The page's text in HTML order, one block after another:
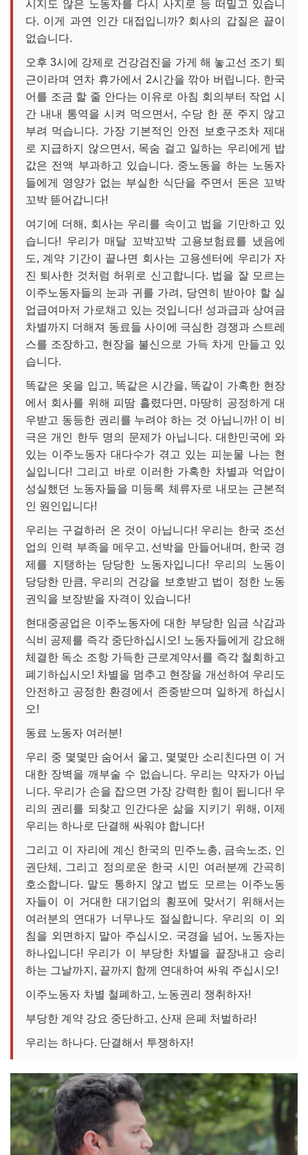
시지도 않은 노동자를 다시 사지로 등 떠밀고 있습니
다. 이게 과연 인간 대접입니까? 회사의 갑질은 끝이
없습니다.
오후 3시에 강제로 건강검진을 가게 해 놓고선 조기 퇴
근이라며 연차 휴가에서 2시간을 깎아 버립니다. 한국
어를 조금 할 줄 안다는 이유로 아침 회의부터 작업 시
간 내내 통역을 시켜 먹으면서, 수당 한 푼 주지 않고
부려 먹습니다. 가장 기본적인 안전 보호구조차 제대
로 지급하지 않으면서, 목숨 걸고 일하는 우리에게 밥
값은 전액 부과하고 있습니다. 중노동을 하는 노동자
들에게 영양가 없는 부실한 식단을 주면서 돈은 꼬박
꼬박 뜯어갑니다!
여기에 더해, 회사는 우리를 속이고 법을 기만하고 있
습니다! 우리가 매달 꼬박꼬박 고용보험료를 냈음에
도, 계약 기간이 끝나면 회사는 고용센터에 우리가 자
진 퇴사한 것처럼 허위로 신고합니다. 법을 잘 모르는
이주노동자들의 눈과 귀를 가려, 당연히 받아야 할 실
업급여마저 가로채고 있는 것입니다! 성과급과 상여금
차별까지 더해져 동료들 사이에 극심한 경쟁과 스트레
스를 조장하고, 현장을 불신으로 가득 차게 만들고 있
습니다.
똑같은 옷을 입고, 똑같은 시간을, 똑같이 가혹한 현장
에서 회사를 위해 피땀 흘렸다면, 마땅히 공정하게 대
우받고 동등한 권리를 누려야 하는 것 아닙니까! 이 비
극은 개인 한두 명의 문제가 아닙니다. 대한민국에 와
있는 이주노동자 대다수가 겪고 있는 피눈물 나는 현
실입니다! 그리고 바로 이러한 가혹한 차별과 억압이
성실했던 노동자들을 미등록 체류자로 내모는 근본적
인 원인입니다!
우리는 구걸하러 온 것이 아닙니다! 우리는 한국 조선
업의 인력 부족을 메우고, 선박을 만들어내며, 한국 경
제를 지탱하는 당당한 노동자입니다! 우리의 노동이
당당한 만큼, 우리의 건강을 보호받고 법이 정한 노동
권익을 보장받을 자격이 있습니다!
현대중공업은 이주노동자에 대한 부당한 임금 삭감과
식비 공제를 즉각 중단하십시오! 노동자들에게 강요해
체결한 독소 조항 가득한 근로계약서를 즉각 철회하고
폐기하십시오! 차별을 멈추고 현장을 개선하여 우리도
안전하고 공정한 환경에서 존중받으며 일하게 하십시
오!
동료 노동자 여러분!
우리 중 몇몇만 숨어서 울고, 몇몇만 소리친다면 이 거
대한 장벽을 깨부술 수 없습니다. 우리는 약자가 아닙
니다. 우리가 손을 잡으면 가장 강력한 힘이 됩니다! 우
리의 권리를 되찾고 인간다운 삶을 지키기 위해, 이제
우리는 하나로 단결해 싸워야 합니다!
그리고 이 자리에 계신 한국의 민주노총, 금속노조, 인
권단체, 그리고 정의로운 한국 시민 여러분께 간곡히
호소합니다. 말도 통하지 않고 법도 모르는 이주노동
자들이 이 거대한 대기업의 횡포에 맞서기 위해서는
여러분의 연대가 너무나도 절실합니다. 우리의 이 외
침을 외면하지 말아 주십시오. 국경을 넘어, 노동자는
하나입니다! 우리가 이 부당한 차별을 끝장내고 승리
하는 그날까지, 끝까지 함께 연대하여 싸워 주십시오!
이주노동자 차별 철폐하고, 노동권리 쟁취하자!
부당한 계약 강요 중단하고, 산재 은폐 처벌하라!
우리는 하나다. 단결해서 투쟁하자!